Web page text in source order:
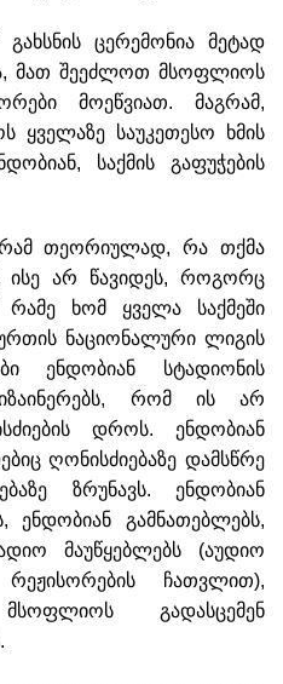
გახსნის ცერემონია მეტად
მათ შეეძლოთ მსოფლიოს
მოეწვიათ. მაგრამ,
საუკეთესო ხმის
საქმის გაფუჭების
თეორიულად, რა თქმა
ისე არ წავიდეს, როგორც
რამე ხომ ყველა საქმეში
ნაციონალური ლიგის
ენდობიან სტადიონის
რომ ის არ
დროს. ენდობიან
ღონისძიებაზე დამსწრე
ზრუნავს. ენდობიან
ენდობიან გამნათებლებს,
მაუწყებლებს (აუდიო
ჩათვლით),
გადასცემენ